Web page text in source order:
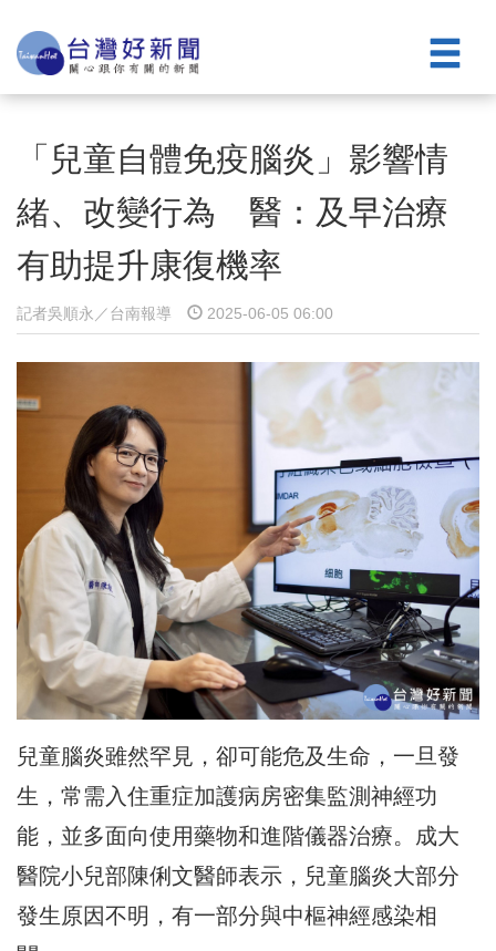
「兒童自體免疫腦炎」影響情
緒、改變行為 醫：及早治療
有助提升康復機率
記者吳順永／台南報導 2025-06-05 06:00
兒童腦炎雖然罕見，卻可能危及生命，一旦發
生，常需入住重症加護病房密集監測神經功
能，並多面向使用藥物和進階儀器治療。成大
醫院小兒部陳俐文醫師表示，兒童腦炎大部分
發生原因不明，有一部分與中樞神經感染相